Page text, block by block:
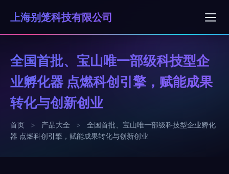
上海别笼科技有限公司
全国首批、宝山唯一部级科技型企
业孵化器 点燃科创引擎，赋能成果
转化与创新创业
首页 > 产品大全 >
全国首批、宝山唯一部级科技型企业孵化
器 点燃科创引擎，赋能成果转化与创新创业